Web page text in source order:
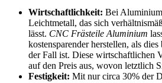
Wirtschaftlichkeit: Bei
Leichtmetall, das sich
lässt. CNC Frästeile Aluminium
kostensparender herstellen, als
der Fall ist. Diese wirtschaftlichen
auf den Preis aus, wovon letztlich
Festigkeit: Mit nur circa 30% der